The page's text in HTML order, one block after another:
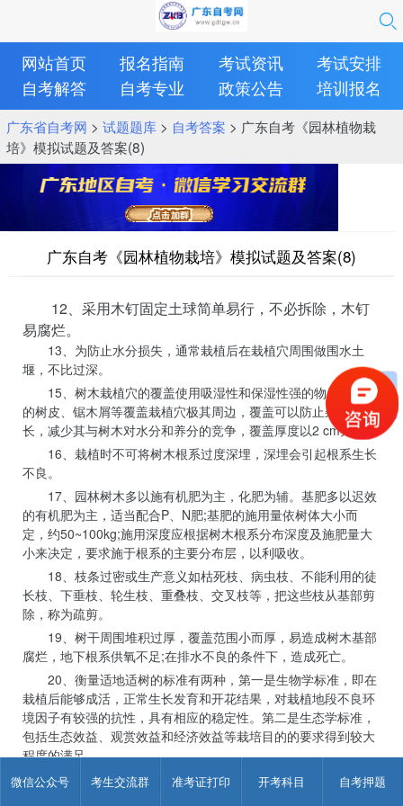
微信公众号 考生交流群 准考证打印 开考科目 自考押题
网站首页 报名指南 考试资讯
考试安排
自考解答
自考专业 政策公告 培训报名
广东省自考网 > 试题题库> 自考答案 > 广东自考《园林植物栽
培》模拟试题及答案(8)
广东自考《园林植物栽培》模拟试题及答案(8)
12、采用木钉固定土球简单易行，不必拆除，木钉
易腐烂。
13、为防止水分损失，通常栽植后在栽植穴周围做围水土
堰，不比过深。
15、树木栽植穴的覆盖使用吸湿性和保湿性强的物质如松类
的树皮、锯木屑等覆盖栽植穴极其周边，覆盖可以防止杂草生
长，减少其与树木对水分和养分的竞争，覆盖厚度以2 cm为宜。
16、栽植时不可将树木根系过度深埋，深埋会引起根系生长
不良。
17、园林树木多以施有机肥为主，化肥为辅。基肥多以迟效
的有机肥为主，适当配合P、N肥;基肥的施用量依树体大小而
定，约50~100kg;施用深度应根据树木根系分布深度及施肥量大
小来决定，要求施于根系的主要分布层，以利吸收。
18、枝条过密或生产意义如枯死枝、病虫枝、不能利用的徒
长枝、下垂枝、轮生枝、重叠枝、交叉枝等，把这些枝从基部剪
除，称为疏剪。
19、树干周围堆积过厚，覆盖范围小而厚，易造成树木基部
腐烂，地下根系供氧不足;在排水不良的条件下，造成死亡。
20、衡量适地适树的标准有两种，第一是生物学标准，即在
栽植后能够成活，正常生长发育和开花结果，对栽植地段不良环
境因子有较强的抗性，具有相应的稳定性。第二是生态学标准，
包括生态效益、观赏效益和经济效益等栽培目的的要求得到较大
程度的满足。
21、树木主枝的前部生长旺盛，为促进后部生长和形成花